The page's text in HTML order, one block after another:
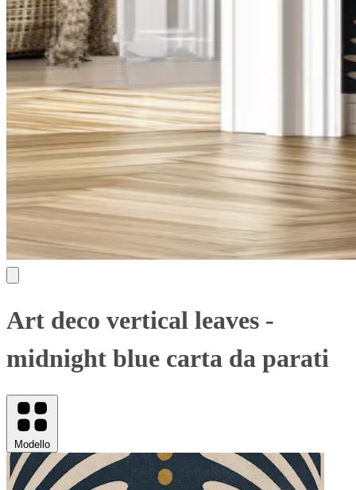
Art deco vertical leaves -
midnight blue carta da parati
Modello